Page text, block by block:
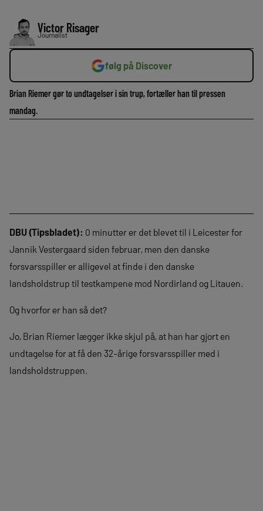
Victor Risager
Journalist
følg på Discover
Brian Riemer gør to undtagelser i sin trup, fortæller han til pressen
mandag.
DBU (Tipsbladet): 0 minutter er det blevet til i Leicester for
Jannik Vestergaard siden februar, men den danske
forsvarsspiller er alligevel at finde i den danske
landsholdstrup til testkampene mod Nordirland og Litauen.
Og hvorfor er han så det?
Jo, Brian Riemer lægger ikke skjul på, at han har gjort en
undtagelse for at få den 32-årige forsvarsspiller med i
landsholdstruppen.